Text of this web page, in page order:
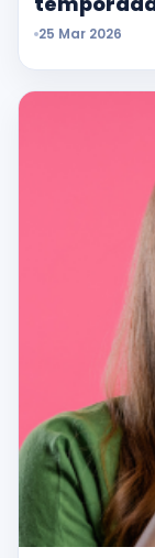
25 Mar 2026